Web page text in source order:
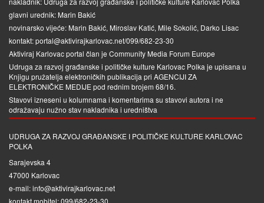
glavni urednik: Marin Bakić
novinarsko vijeće: Marin Bakić, Miroslav Katić, Mile Sokolić, Darko Lisac
kontakt: portal@aktivirajkarlovac.net/099/682-23-30
Aktiviraj Karlovac portal član je Community Media Forum Europe
Udruga za razvoj građanske i političke kulture Karlovac Polka je upisana u
Knjigu pružatelja elektroničkih publikacija pri AGENCIJI ZA
ELEKTRONIČKE MEDIJEpod rednim brojem 68/16.
Stavovi izneseni u kolumnama i komentarima su stavovi autora i ne
odražavaju nužno stav nakladnika i uredništva
UDRUGA ZA RAZVOJ GRAĐANSKE I POLITIČKE KULTURE KARLOVAC
POLKA
Sarajevska 4
47000 Karlovac
e-mail: info@aktivirajkarlovac.net
kontakt mobitel: 099/682-23-30